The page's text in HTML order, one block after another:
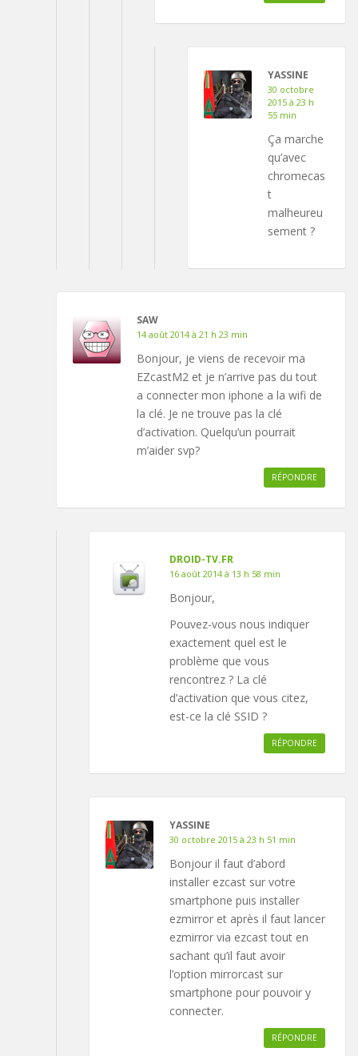
YASSINE
30 octobre
2015 à 23 h
55 min
Ça marche
qu’avec
chromecas
t
malheureu
sement ?
SAW
14 août 2014 à 21 h 23 min
Bonjour, je viens de recevoir ma
EZcastM2 et je n’arrive pas du tout
a connecter mon iphone a la wifi de
la clé. Je ne trouve pas la clé
d’activation. Quelqu’un pourrait
m’aider svp?
RÉPONDRE
DROID-TV.FR
16 août 2014 à 13 h 58 min
Bonjour,
Pouvez-vous nous indiquer
exactement quel est le
problème que vous
rencontrez ? La clé
d’activation que vous citez,
est-ce la clé SSID ?
RÉPONDRE
YASSINE
30 octobre 2015 à 23 h 51 min
Bonjour il faut d’abord
installer ezcast sur votre
smartphone puis installer
ezmirror et après il faut lancer
ezmirror via ezcast tout en
sachant qu’il faut avoir
l’option mirrorcast sur
smartphone pour pouvoir y
connecter.
RÉPONDRE